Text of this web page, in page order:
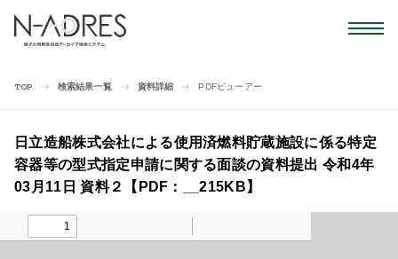
TOP 検索結果一覧 資料詳細 PDFビューアー
日立造船株式会社による使用済燃料貯蔵施設に係る特定
容器等の型式指定申請に関する面談の資料提出 令和4年
03月11日 資料２【PDF：__215KB】